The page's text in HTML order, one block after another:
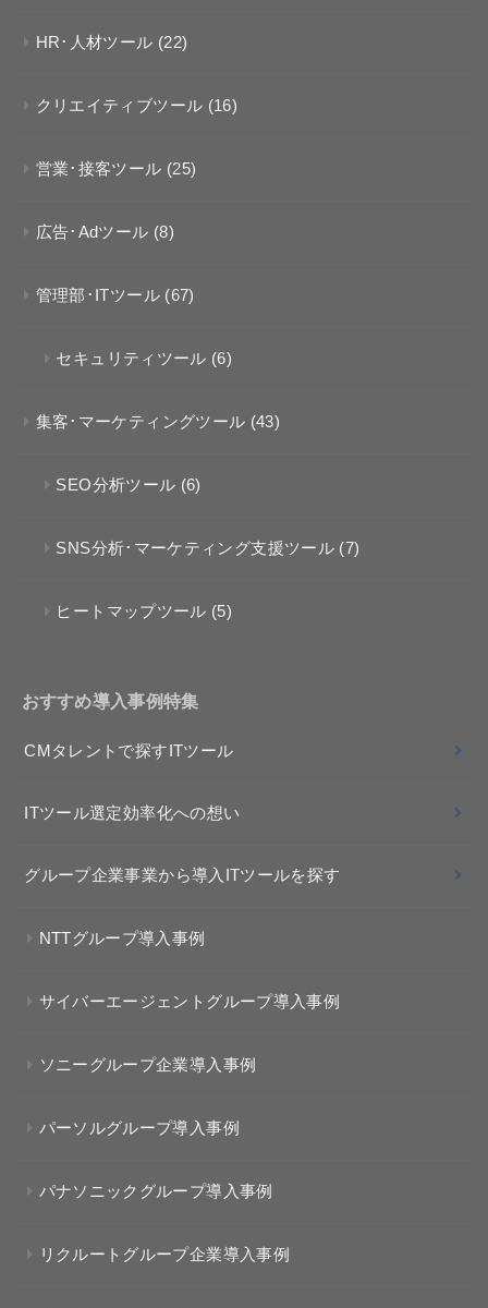
HR･人材ツール (22)
クリエイティブツール (16)
営業･接客ツール (25)
広告･Adツール (8)
管理部･ITツール (67)
セキュリティツール (6)
集客･マーケティングツール (43)
SEO分析ツール (6)
SNS分析･マーケティング支援ツール (7)
ヒートマップツール (5)
おすすめ導入事例特集
CMタレントで探すITツール
ITツール選定効率化への想い
グループ企業事業から導入ITツールを探す
NTTグループ導入事例
サイバーエージェントグループ導入事例
ソニーグループ企業導入事例
パーソルグループ導入事例
パナソニックグループ導入事例
リクルートグループ企業導入事例